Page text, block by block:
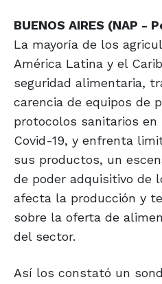
BUENOS AIRES (NAP -
La mayoría de los
América Latina y el
seguridad alimentaria,
carencia de equipos de
protocolos sanitarios en
Covid-19, y enfrenta
sus productos, un
de poder adquisitivo de
afecta la producción y
sobre la oferta de
del sector.
Así los constató un